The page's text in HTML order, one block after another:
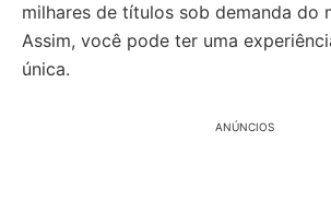
milhares de títulos sob demanda do
Assim, você pode ter uma
única.
ANÚNCIOS